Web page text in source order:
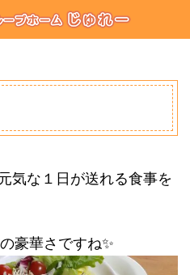
気な１日が送れる食事を
豪華さですね✨